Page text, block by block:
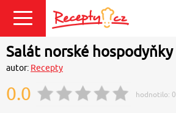
Přihlásit se
Salát norské hospodyňky
autor: Recepty
0.0 hodnotilo: 0